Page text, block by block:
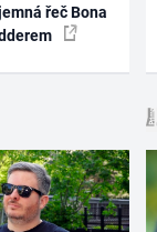
řeč Bona